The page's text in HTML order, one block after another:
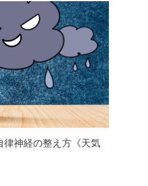
律神経の整え方《天気